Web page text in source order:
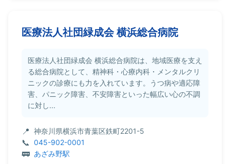
医療法人社団緑成会 横浜総合病院
医療法人社団緑成会 横浜総合病院は、地域医療を支え
る総合病院として、精神科・心療内科・メンタルクリ
ニックの診療にも力を入れています。うつ病や適応障
害、パニック障害、不安障害といった幅広い心の不調
に対し...
神奈川県横浜市青葉区鉄町2201-5
045-902-0001
あざみ野駅